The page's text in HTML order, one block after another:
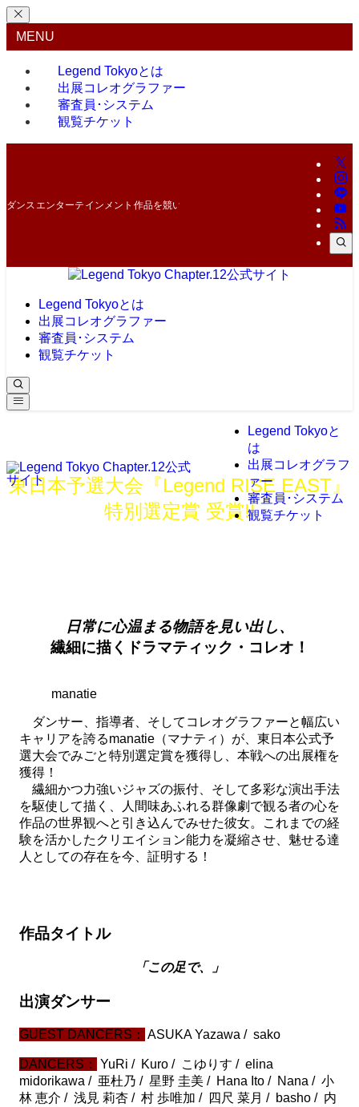
MENU
Legend Tokyoとは
出展コレオグラファー
審査員･システム
観覧チケット
ダンスエンターテインメント作品を競い合う最高峰のコンテスト！
Legend Tokyoとは
出展コレオグラファー
審査員･システム
観覧チケット
Legend Tokyoと
は
出展コレオグラフ
ァー
審査員･システム
観覧チケット
東日本予選大会『Legend RISE EAST』
特別選定賞 受賞!!
日常に心温まる物語を見い出し、
繊細に描くドラマティック・コレオ！
manatie
ダンサー、指導者、そしてコレオグラファーと幅広い
キャリアを誇るmanatie（マナティ）が、東日本公式予
選大会でみごと特別選定賞を獲得し、本戦への出展権を
獲得！
繊細かつ力強いジャズの振付、そして多彩な演出手法
を駆使して描く、人間味あふれる群像劇で観る者の心を
作品の世界観へと引き込んでみせた彼女。これまでの経
験を活かしたクリエイション能力を凝縮させ、魅せる達
人としての存在を今、証明する！
作品タイトル
「この足で、」
出演ダンサー
GUEST DANCERS： ASUKA Yazawa / sako
DANCERS：
YuRi / Kuro / こゆりす / elina
midorikawa / 亜杜乃 / 星野 圭美 / Hana Ito / Nana / 小
林 恵介 / 浅見 莉杏 / 村 歩唯加 / 四尺 菜月 / basho / 内